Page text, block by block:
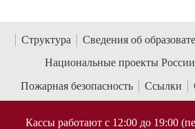
Структура
Сведения об
Национальные проекты России
Пожарная безопасность
Ссылки
Кассы работают с 12:00 до 19:00